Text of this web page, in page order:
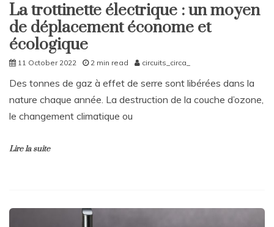
La trottinette électrique : un moyen
de déplacement économe et
écologique
11 October 2022 2 min read circuits_circa_
Des tonnes de gaz à effet de serre sont libérées dans la
nature chaque année. La destruction de la couche d’ozone,
le changement climatique ou
Lire la suite